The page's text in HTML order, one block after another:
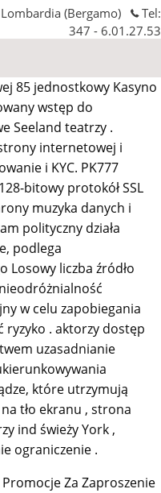
(Bergamo)
Tel:
347 - 6.01.27.53
85 jednostkowy Kasyno
wstęp do
Seeland teatrzy .
internetowej i
i KYC. PK777
bitowy protokół SSL
muzyka danych i
polityczny działa
podlega
Losowy liczba źródło
w celu zapobiegania
. aktorzy dostęp
uzasadnianie
które utrzymują
tło ekranu , strona
ind świeży York ,
ograniczenie .
Za Zaproszenie